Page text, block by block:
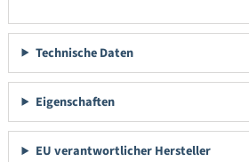
Technische Daten
Eigenschaften
EU verantwortlicher Hersteller